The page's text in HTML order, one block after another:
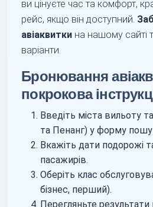
ви цінуєте час та комфорт,
рейс, якщо він доступний.
авіаквитки на нашому сайті
варіанти.
Бронювання
покрокова
Введіть міста вильоту
та Пенанг) у форму
Вкажіть дати подорожі
пасажирів.
Оберіть клас
бізнес, перший).
Перегляньте